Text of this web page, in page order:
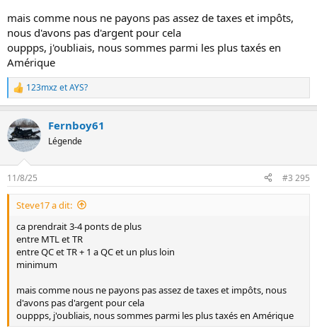
mais comme nous ne payons pas assez de taxes et impôts,
nous d'avons pas d'argent pour cela
ouppps, j'oubliais, nous sommes parmi les plus taxés en
Amérique
L
e
r
é
a
o
n
123mxzetAYS?
Fernboy61
Légende
11/8/25 #3 295
Steve17 a dit:
ca prendrait 3-4 ponts de plus
entre MTL et TR
entre QC et TR + 1 a QC et un plus loin
minimum
mais comme nous ne payons pas assez de taxes et impôts, nous
d'avons pas d'argent pour cela
ouppps, j'oubliais, nous sommes parmi les plus taxés en Amérique